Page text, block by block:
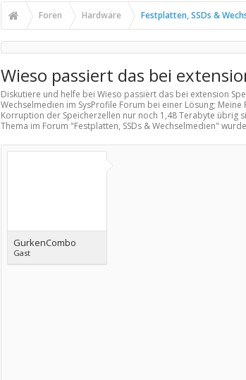
Foren Hardware Festplatten, SSDs &
Wieso passiert das bei
Diskutiere und helfe bei Wieso passiert das bei extension
Wechselmedien im SysProfile Forum bei einer Lösung;
Korruption der Speicherzellen nur noch 1,48 Terabyte übrig
Thema im Forum "Festplatten, SSDs & Wechselmedien"
GurkenCombo
Gast